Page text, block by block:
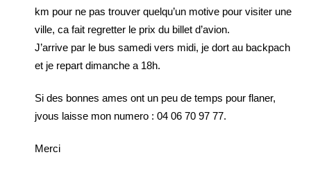
km pour ne pas trouver quelqu’un motive pour visiter une
ville, ca fait regretter le prix du billet d’avion.
J’arrive par le bus samedi vers midi, je dort au backpach
et je repart dimanche a 18h.
Si des bonnes ames ont un peu de temps pour flaner,
jvous laisse mon numero : 04 06 70 97 77.
Merci